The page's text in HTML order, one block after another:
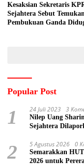
Kesaksian Sekretaris
Sejahtera Sebut Temukan
Pembukuan Ganda
Popular Post
1 24 Juli 2023 3
Nilep Uang
Sejahtera
2 5 Agustus 2026 0
Semarakkan
2026 untuk